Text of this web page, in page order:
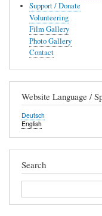
Support / Donate
Volunteering
Film Gallery
Photo Gallery
Contact
Website Language /
Deutsch
English
Search
Search